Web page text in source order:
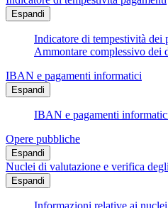
Espandi
Indicatore di tempestività dei
Ammontare complessivo dei
IBAN e pagamenti informatici
Espandi
IBAN e pagamenti
Opere pubbliche
Espandi
Nuclei di valutazione e verifica
Espandi
Informazioni relative ai